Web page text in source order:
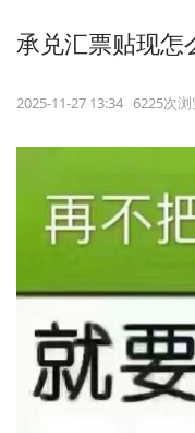
承兑汇票贴现怎
2025-11-27 13:34 6225次浏